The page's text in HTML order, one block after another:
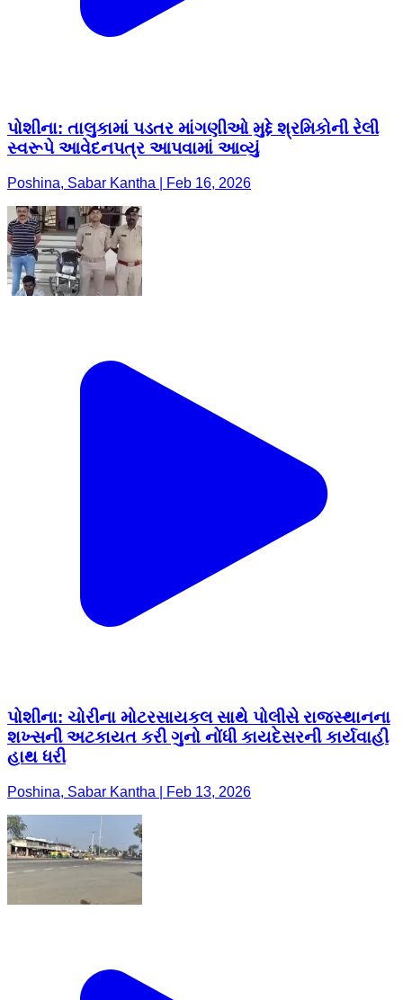
પોશીના: તાલુકામાં પડતર માંગણીઓ મુદ્દે શ્રમિકોની રેલી
સ્વરૂપે આવેદનપત્ર આપવામાં આવ્યું
Poshina, Sabar Kantha | Feb 16, 2026
પોશીના: ચોરીના મોટરસાયકલ સાથે પોલીસે રાજસ્થાનના
શખ્સની અટકાયત કરી ગુનો નોંધી કાયદેસરની કાર્યવાહી
હાથ ધરી
Poshina, Sabar Kantha | Feb 13, 2026